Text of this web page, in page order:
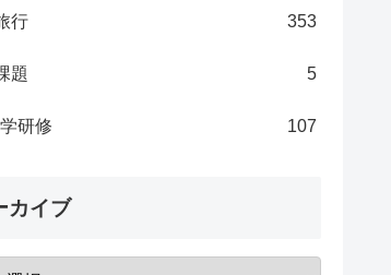
行 353
題 5
研修 107
カイブ